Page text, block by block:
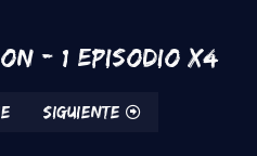
- 1 Episodio x4
Siguiente